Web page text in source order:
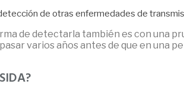
de otras enfermedades de
de detectarla también es con una
varios años antes de que en una